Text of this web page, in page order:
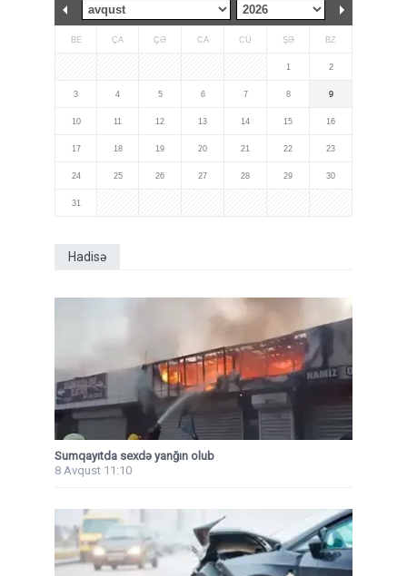
BE ÇA ÇƏ CA CÜ ŞƏ BZ
1 2
3 4 5 6 7 8 9
10 11 12 13 14 15 16
17 18 19 20 21 22 23
24 25 26 27 28 29 30
31
Hadisə
Sumqayıtda sexdə yanğın olub
8 Avqust 11:10